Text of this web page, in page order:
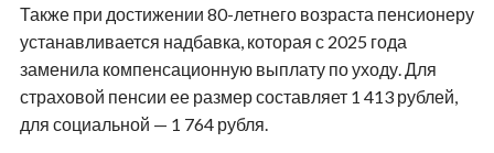
Также при достижении 80-летнего возраста пенсионеру
устанавливается надбавка, которая с 2025 года
заменила компенсационную выплату по уходу. Для
страховой пенсии ее размер составляет 1 413 рублей,
для социальной — 1 764 рубля.